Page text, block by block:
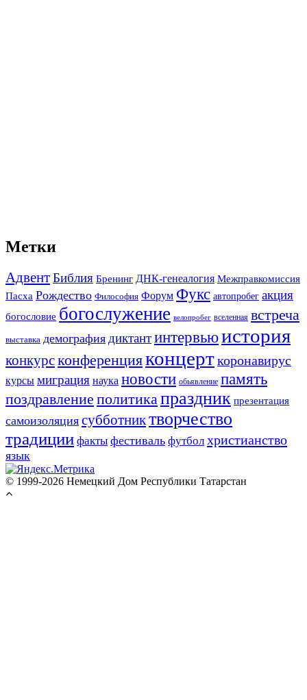
Метки
АдвентБиблия Бренинг ДНК-генеалогия Межправкомиссия
Пасха Рождество Философия Форум Фукс автопробег акция
богословие богослужение велопробег вселенная встреча
выставка демография диктантинтервьюистория
конкурсконференцияконцерткоронавирус
курсы миграция наука новости обьявление память
поздравление политикапраздник презентация
самоизоляция субботниктворчество
традиции факты фестиваль футбол христианство
язык
© 1999-2026 Немецкий Дом Республики Татарстан